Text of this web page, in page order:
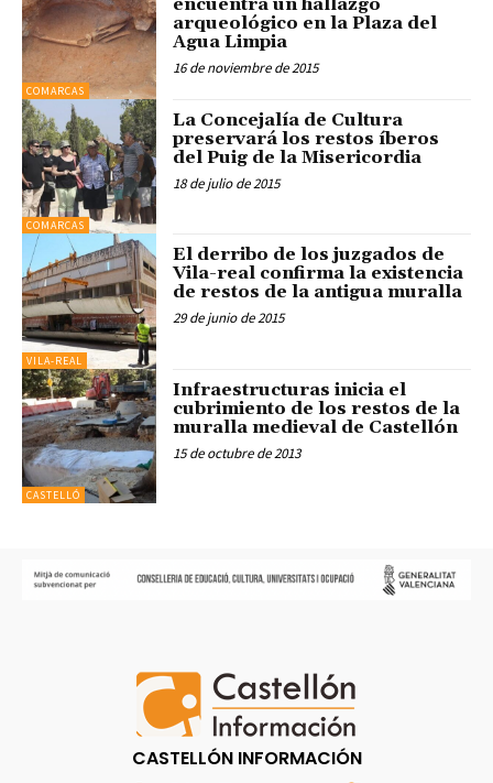
COMARCAS
arqueológico en la Plaza del
Agua Limpia
16 de noviembre de 2015
COMARCAS
La Concejalía de Cultura
preservará los restos íberos
del Puig de la Misericordia
18 de julio de 2015
VILA-REAL
El derribo de los juzgados de
Vila-real confirma la existencia
de restos de la antigua muralla
29 de junio de 2015
CASTELLÓ
Infraestructuras inicia el
cubrimiento de los restos de la
muralla medieval de Castellón
15 de octubre de 2013
CASTELLÓN INFORMACIÓN